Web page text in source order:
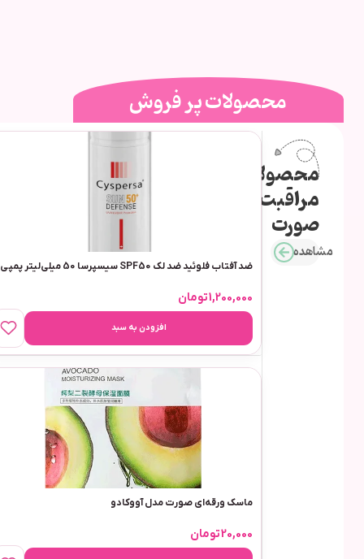
محصولات پر فروش
محصولات
مراقبت
صورت
مشاهده
ضد آفتاب فلوئید ضد لک SPF50 سیسپرسا 50 میلی‌لیتر پمپی
1,200,000تومان
افزودن به سبد
ماسک ورقه‌ای صورت مدل آووکادو
20,000تومان